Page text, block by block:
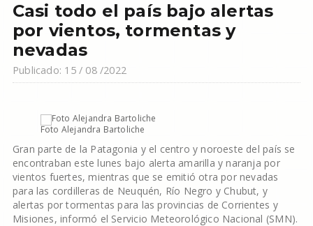
Casi todo el país bajo alertas
por vientos, tormentas y
nevadas
Publicado: 15 / 08 /2022
Foto Alejandra Bartoliche
Gran parte de la Patagonia y el centro y noroeste del país se
encontraban este lunes bajo alerta amarilla y naranja por
vientos fuertes, mientras que se emitió otra por nevadas
para las cordilleras de Neuquén, Río Negro y Chubut, y
alertas por tormentas para las provincias de Corrientes y
Misiones, informó el Servicio Meteorológico Nacional (SMN).